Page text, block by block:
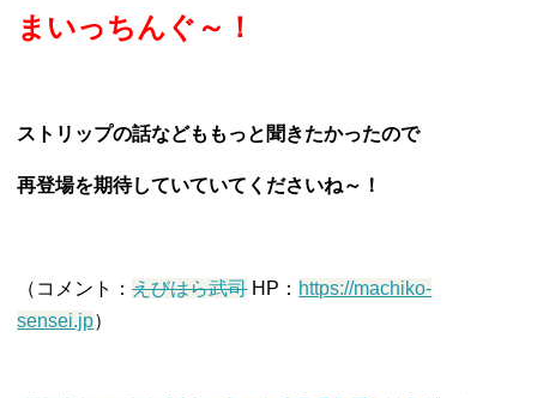
まいっちんぐ～！
ストリップの話などももっと聞きたかったので
再登場を期待していていてくださいね～！
（コメント：えびはら武司HP： https://machiko-
sensei.jp）